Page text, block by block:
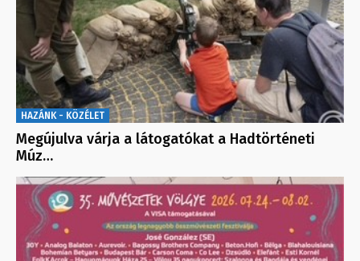
HAZÁNK - KÖZÉLET
Megújulva várja a látogatókat a Hadtörténeti
Múz…